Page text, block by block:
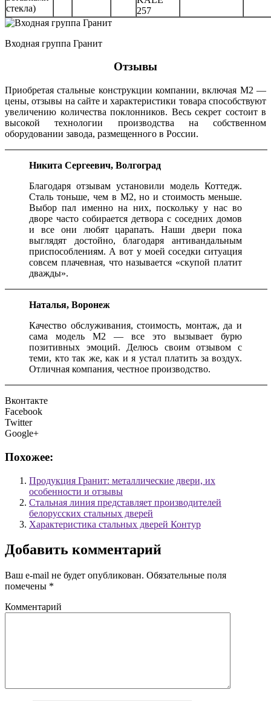
стекла)
257
Входная группа Гранит
Отзывы
Приобретая стальные конструкции компании, включая М2 —
цены, отзывы на сайте и характеристики товара способствуют
увеличению количества поклонников. Весь секрет состоит в
высокой технологии производства на собственном
оборудовании завода, размещенного в России.
Никита Сергеевич, Волгоград
Благодаря отзывам установили модель Коттедж.
Сталь тоньше, чем в М2, но и стоимость меньше.
Выбор пал именно на них, поскольку у нас во
дворе часто собирается детвора с соседних домов
и все они любят царапать. Наши двери пока
выглядят достойно, благодаря антивандальным
приспособлениям. А вот у моей соседки ситуация
совсем плачевная, что называется «скупой платит
дважды».
Наталья, Воронеж
Качество обслуживания, стоимость, монтаж, да и
сама модель М2 — все это вызывает бурю
позитивных эмоций. Делюсь своим отзывом с
теми, кто так же, как и я устал платить за воздух.
Отличная компания, честное производство.
Вконтакте
Facebook
Twitter
Google+
Похожее:
Продукция Гранит: металлические двери, их
особенности и отзывы
Стальная линия представляет производителей
белорусских стальных дверей
Характеристика стальных дверей Контур
Добавить комментарий
Ваш e-mail не будет опубликован. Обязательные поля
помечены *
Комментарий